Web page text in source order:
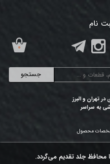
جستجو
نام
تهران و البرز
به سراسر
۰
محصول
محافظ جلد تقدیم می‌گردد.